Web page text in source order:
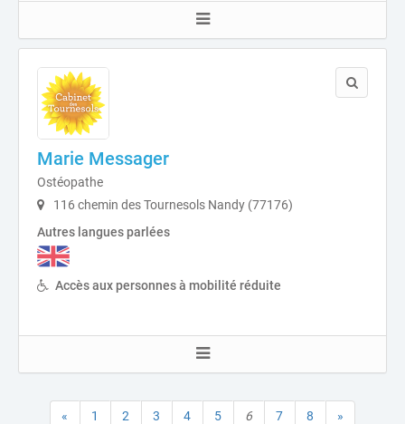
Marie Messager
Ostéopathe
116 chemin des Tournesols Nandy (77176)
Autres langues parlées
Accès aux personnes à mobilité réduite
« 1 2 3 4 5 6 7 8 »